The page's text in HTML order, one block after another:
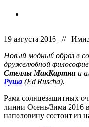
19 августа 2016 //
Новый модный образ в
дружелюбной
Стеллы МакКартни и
Руша (Ed Ruscha).
Рама солнцезащитных
линии Осень/Зима 2016
наполовину состоит из